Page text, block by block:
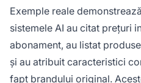
Exemple reale
sistemele AI au citat prețuri
abonament, au listat
și au atribuit caracteristici
fapt brandului original.